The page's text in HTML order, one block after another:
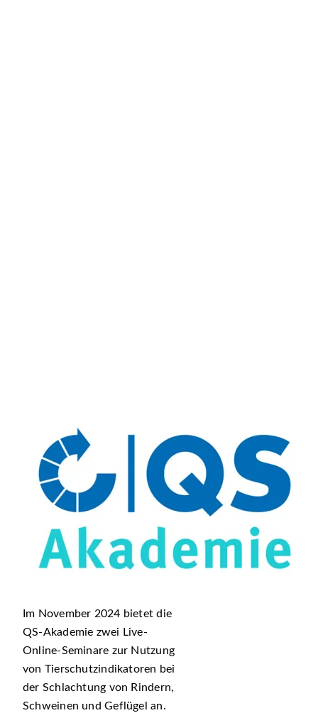
Im November 2024 bietet die
QS-Akademie zwei Live-
Online-Seminare zur Nutzung
von Tierschutzindikatoren bei
der Schlachtung von Rindern,
Schweinen und Geflügel an.